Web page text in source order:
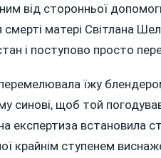
від сторонньої
матері Світлана
і поступово просто
їжу
синові, щоб той
експертиза встановила
крайнім ступенем